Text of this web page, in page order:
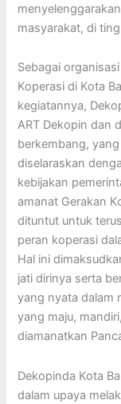
masyarakat, di
Sebagai
Koperasi di Kota
kegiatannya,
ART Dekopin dan
berkembang,
diselaraskan
kebijakan
amanat Gerakan
dituntut untuk
peran koperasi
Hal ini
jati dirinya serta
yang nyata dalam
yang maju,
diamanatkan
Dekopinda Kota
dalam upaya